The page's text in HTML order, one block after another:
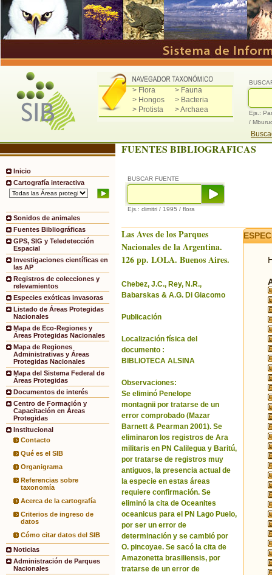
> Flora
> Fauna
> Hongos
> Bacteria
> Protista
> Archaea
Ejs.:
/
Inicio
Cartografía interactiva
Sonidos de animales
Fuentes Bibliográficas
GPS, SIG y Teledetección
Espacial
Investigaciones científicas en
las AP
Registros de colecciones y
relevamientos
Especies exóticas invasoras
Listado de Áreas Protegidas
Nacionales
Mapa de Eco-Regiones y
Áreas Protegidas Nacionales
Mapa de Regiones
Administrativas y Áreas
Protegidas Nacionales
Mapa del Sistema Federal de
Áreas Protegidas
Documentos de interés
Centro de Formación y
Capacitación en Áreas
Protegidas
Institucional
Contacto
Qué es el SIB
Organigrama
Referencias sobre
taxonomía
Acerca de la cartografía
Criterios de ingreso de
datos
Cómo citar datos del SIB
Noticias
Administración de Parques
Nacionales
FUENTES BIBLIOGRAFICAS
BUSCAR FUENTE
Ejs.: dimitri / 1995 / flora
Las Aves de los Parques
Nacionales de la Argentina.
126 pp. LOLA. Buenos Aires.
Chebez, J.C., Rey, N.R.,
Babarskas & A.G. Di Giacomo
Publicación
Localización física del
documento :
BIBLIOTECA ALSINA
Observaciones:
Se eliminó Penelope
montagnii por tratarse de un
error comprobado (Mazar
Barnett & Pearman 2001). Se
eliminaron los registros de Ara
militaris en PN Calilegua y Baritú,
por tratarse de registros muy
antiguos, la presencia actual de
la especie en estas áreas
requiere confirmación. Se
eliminó la cita de Oceanites
oceanicus para el PN Lago Puelo,
por ser un error de
determinación y se cambió por
O. pincoyae. Se sacó la cita de
Amazonetta brasiliensis, por
tratarse de un error de